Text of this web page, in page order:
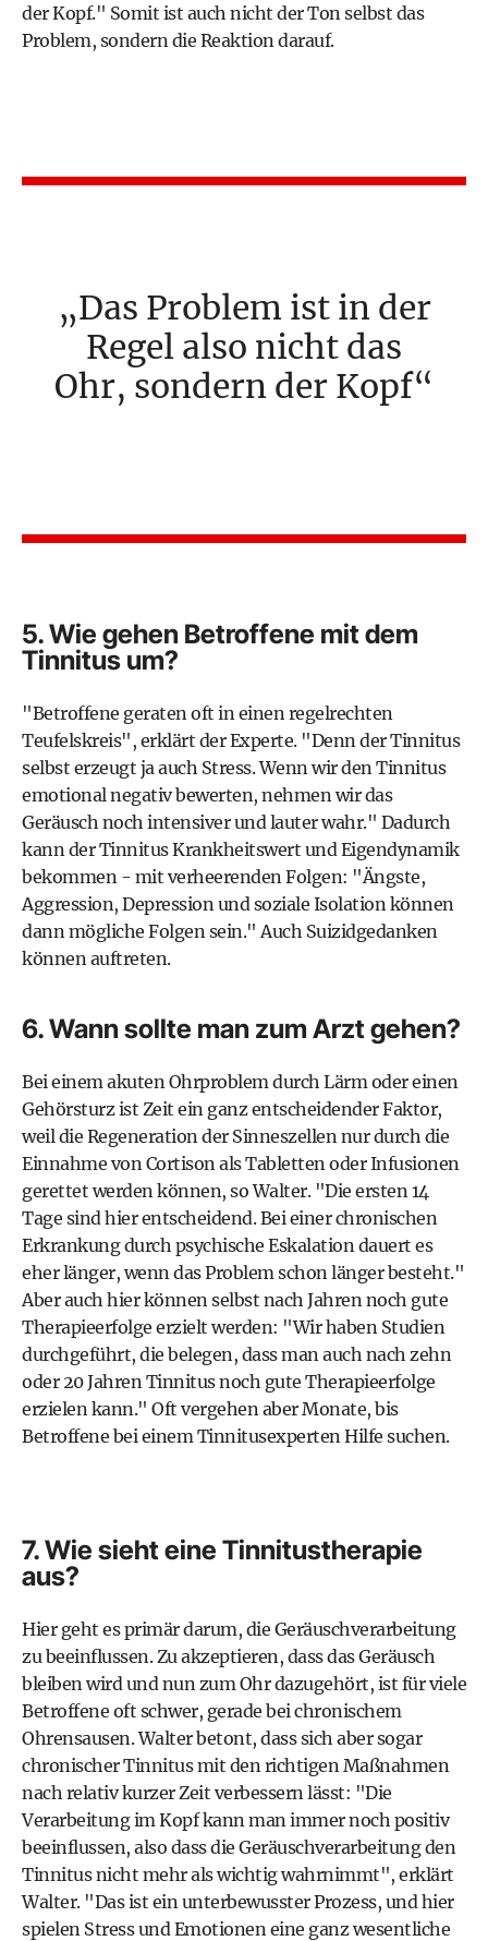
der Kopf." Somit ist auch nicht der Ton selbst das
Problem, sondern die Reaktion darauf.
Das Problem ist in der
Regel also nicht das
Ohr, sondern der Kopf
5. Wie gehen Betroffene mit dem
Tinnitus um?
"Betroffene geraten oft in einen regelrechten
Teufelskreis", erklärt der Experte. "Denn der Tinnitus
selbst erzeugt ja auch Stress. Wenn wir den Tinnitus
emotional negativ bewerten, nehmen wir das
Geräusch noch intensiver und lauter wahr." Dadurch
kann der Tinnitus Krankheitswert und Eigendynamik
bekommen - mit verheerenden Folgen: "Ängste,
Aggression, Depression und soziale Isolation können
dann mögliche Folgen sein." Auch Suizidgedanken
können auftreten.
6. Wann sollte man zum Arzt gehen?
Bei einem akuten Ohrproblem durch Lärm oder einen
Gehörsturzist Zeit ein ganz entscheidender Faktor,
weil die Regeneration der Sinneszellen nur durch die
Einnahme von Cortison als Tabletten oder Infusionen
gerettet werden können, so Walter. "Die ersten 14
Tage sind hier entscheidend. Bei einer chronischen
Erkrankung durch psychische Eskalation dauert es
eher länger, wenn das Problem schon länger besteht."
Aber auch hier können selbst nach Jahren noch gute
Therapieerfolge erzielt werden: "Wir haben Studien
durchgeführt, die belegen, dass man auch nach zehn
oder 20 Jahren Tinnitus noch gute Therapieerfolge
erzielen kann." Oft vergehen aber Monate, bis
Betroffene bei einem Tinnitusexperten Hilfe suchen.
7. Wie sieht eine Tinnitustherapie
aus?
Hier geht es primär darum, die Geräuschverarbeitung
zu beeinflussen. Zu akzeptieren, dass das Geräusch
bleiben wird und nun zum Ohr dazugehört, ist für viele
Betroffene oft schwer, gerade bei chronischem
Ohrensausen. Walter betont, dass sich aber sogar
chronischer Tinnitus mit den richtigen Maßnahmen
nach relativ kurzer Zeit verbessern lässt: "Die
Verarbeitung im Kopf kann man immer noch positiv
beeinflussen, also dass die Geräuschverarbeitung den
Tinnitus nicht mehr als wichtig wahrnimmt", erklärt
Walter. "Das ist ein unterbewusster Prozess, und hier
spielen Stress und Emotionen eine ganz wesentliche